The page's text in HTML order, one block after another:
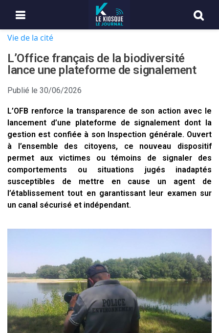
Vie de la cité
L’Office français de la biodiversité
lance une plateforme de signalement
Publié le 30/06/2026
L’OFB renforce la transparence de son action avec le
lancement d’une plateforme de signalement dont la
gestion est confiée à son Inspection générale. Ouvert
à l’ensemble des citoyens, ce nouveau dispositif
permet aux victimes ou témoins de signaler des
comportements ou situations jugés inadaptés
susceptibles de mettre en cause un agent de
l’établissement tout en garantissant leur examen sur
un canal sécurisé et indépendant.